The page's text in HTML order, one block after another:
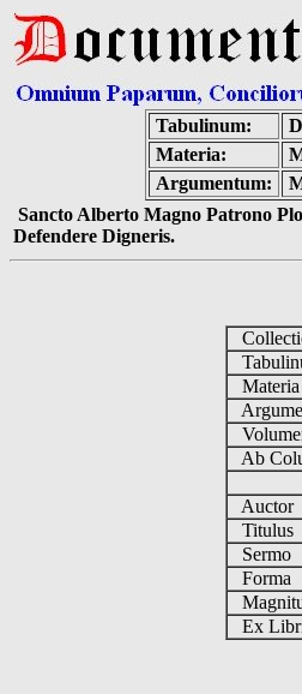
Tabulinum:
Materia:
Argumentum:
Sancto Alberto Magno Patrono
Defendere Digneris.
Materia
Ab
Auctor
Titulus
Sermo
Forma
Ex